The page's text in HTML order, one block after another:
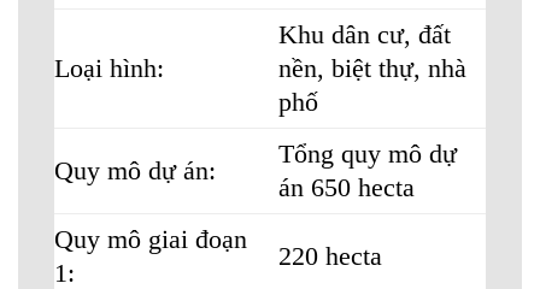
Loại hình:
Khu dân cư, đất
nền, biệt thự, nhà
phố
Quy mô dự án:
Tổng quy mô dự
án 650 hecta
Quy mô giai đoạn
1:
220 hecta